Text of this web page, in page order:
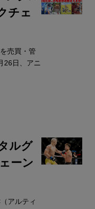
チェ
売買・管
26日、アニ
ルグ
ーン
アルティ